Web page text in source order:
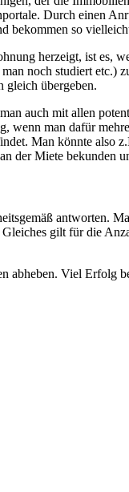
Durch einen
bekommen so
herzeigt, ist es,
noch studiert
gleich übergeben.
auch mit allen
wenn man dafür
Man könnte
der Miete bekunden
antworten.
gilt für die
abheben. Viel Erfolg